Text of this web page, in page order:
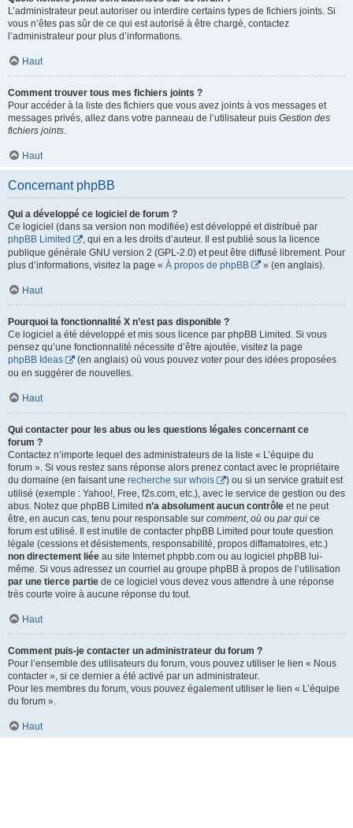
L’administrateur peut autoriser ou interdire certains types de fichiers joints. Si
vous n’êtes pas sûr de ce qui est autorisé à être chargé, contactez
l’administrateur pour plus d’informations.
Haut
Comment trouver tous mes fichiers joints ?
Pour accéder à la liste des fichiers que vous avez joints à vos messages et
messages privés, allez dans votre panneau de l’utilisateur puis Gestion des
fichiers joints.
Haut
Concernant phpBB
Qui a développé ce logiciel de forum ?
Ce logiciel (dans sa version non modifiée) est développé et distribué par
phpBB Limited
, qui en a les droits d’auteur. Il est publié sous la licence
publique générale GNU version 2 (GPL-2.0) et peut être diffusé librement. Pour
plus d’informations, visitez la page « À propos de phpBB » (en anglais).
Haut
Pourquoi la fonctionnalité X n’est pas disponible ?
Ce logiciel a été développé et mis sous licence par phpBB Limited. Si vous
pensez qu’une fonctionnalité nécessite d’être ajoutée, visitez la page
phpBB Ideas
(en anglais) où vous pouvez voter pour des idées proposées
ou en suggérer de nouvelles.
Haut
Qui contacter pour les abus ou les questions légales concernant ce
forum ?
Contactez n’importe lequel des administrateurs de la liste « L’équipe du
forum ». Si vous restez sans réponse alors prenez contact avec le propriétaire
du domaine (en faisant une recherche sur whois
) ou si un service gratuit est
utilisé (exemple : Yahoo!, Free, f2s.com, etc.), avec le service de gestion ou des
abus. Notez que phpBB Limited n’a absolument aucun contrôle et ne peut
être, en aucun cas, tenu pour responsable sur comment, où ou par qui ce
forum est utilisé. Il est inutile de contacter phpBB Limited pour toute question
légale (cessions et désistements, responsabilité, propos diffamatoires, etc.)
non directement liée au site Internet phpbb.com ou au logiciel phpBB lui-
même. Si vous adressez un courriel au groupe phpBB à propos de l’utilisation
par une tierce partie de ce logiciel vous devez vous attendre à une réponse
très courte voire à aucune réponse du tout.
Haut
Comment puis-je contacter un administrateur du forum ?
Pour l’ensemble des utilisateurs du forum, vous pouvez utiliser le lien « Nous
contacter », si ce dernier a été activé par un administrateur.
Pour les membres du forum, vous pouvez également utiliser le lien « L’équipe
du forum ».
Haut